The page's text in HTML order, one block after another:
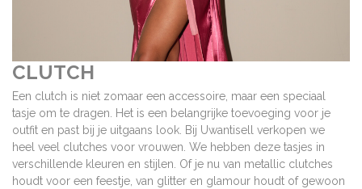
CLUTCH
Een clutch is niet zomaar een accessoire, maar een speciaal
tasje om te dragen. Het is een belangrijke toevoeging voor je
outfit en past bij je uitgaans look. Bij Uwantisell verkopen we
heel veel clutches voor vrouwen. We hebben deze tasjes in
verschillende kleuren en stijlen. Of je nu van metallic clutches
houdt voor een feestje, van glitter en glamour houdt of gewoon